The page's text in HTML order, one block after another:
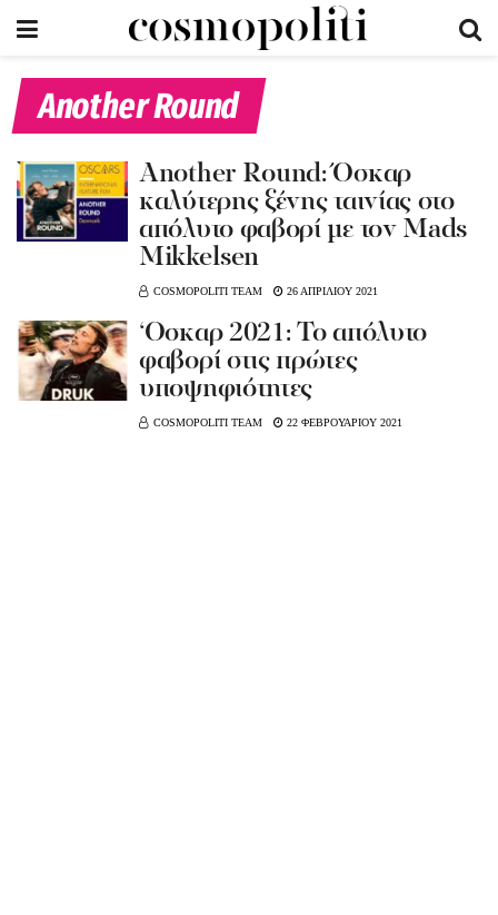
Another Round
Αnother Round: Όσκαρ
καλύτερης ξένης ταινίας στο
απόλυτο φαβορί με τον Mads
Mikkelsen
COSMOPOLITI TEAM 26 ΑΠΡΙΛΙΟΥ 2021
‘Οσκαρ 2021: Το απόλυτο
φαβορί στις πρώτες
υποψηφιότητες
COSMOPOLITI TEAM 22 ΦΕΒΡΟΥΑΡΙΟΥ 2021